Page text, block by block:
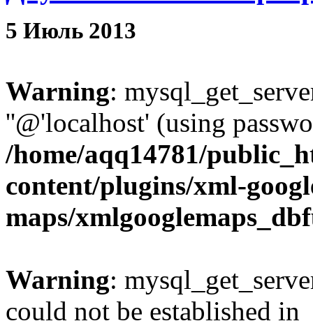
5 Июль 2013
Warning:
''@'localhost' (using
/home/aqq14781/
content/plugins/xml-
maps/
Warning:
could not be established in